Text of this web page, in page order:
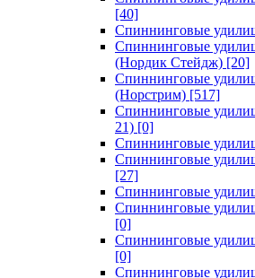
[40]
Спиннинговые
Спиннинговые
(Нордик Стейдж) [20]
Спиннинговые
(Норстрим) [517]
Спиннинговые
21) [0]
Спиннинговые
Спиннинговые
[27]
Спиннинговые
Спиннинговые
[0]
Спиннинговые
[0]
Спиннинговые